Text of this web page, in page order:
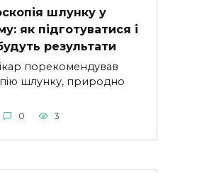
шлунку у
як підготуватися і
результати
порекомендував
шлунку, природно
0 3